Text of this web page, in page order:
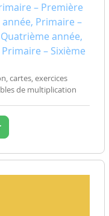
– Première
Primaire –
année,
– Sixième
cartes, exercices
de multiplication